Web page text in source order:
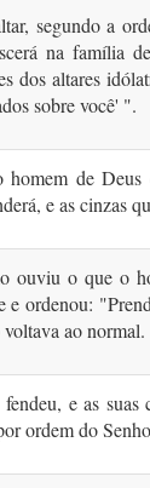
segundo a
na família
dos altares
sobre você' ".
homem de
e as cinzas
ouviu o que o
e ordenou:
ao normal.
e as
ordem do